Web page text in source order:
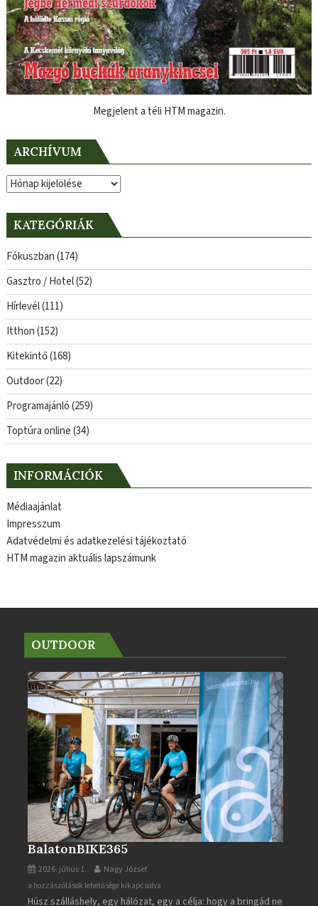
Megjelent a téli HTM magazin.
ARCHÍVUM
Archívum
KATEGÓRIÁK
Fókuszban(174)
Gasztro / Hotel(52)
Hírlevél(111)
Itthon(152)
Kitekintő(168)
Outdoor(22)
Programajánló(259)
Toptúra online(34)
INFORMÁCIÓK
Médiaajánlat
Impresszum
Adatvédelmi és adatkezelési tájékoztató
HTM magazin aktuális lapszámunk
OUTDOOR
BalatonBIKE365
2026. július 1. Nagy József
BalatonBIKE365
bejegyzéshez
a hozzászólások lehetősége kikapcsolva
Húsz szálláshely, egy hálózat, egy a célja: hogy a bringád ne